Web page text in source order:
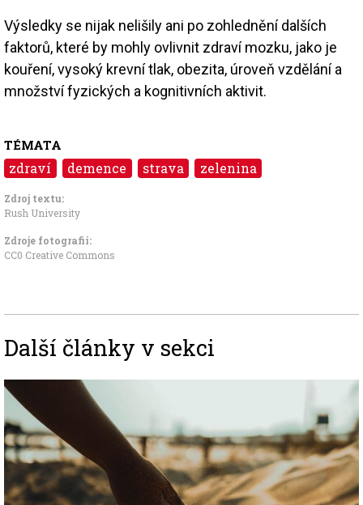
Výsledky se nijak nelišily ani po zohlednění dalších
faktorů, které by mohly ovlivnit zdraví mozku, jako je
kouření, vysoký krevní tlak, obezita, úroveň vzdělání a
množství fyzických a kognitivních aktivit.
TÉMATA
zdraví demence strava zelenina
Zdroj textu:
Rush University
Zdroje fotografii:
CC0 Creative Commons
Další články v sekci
Image